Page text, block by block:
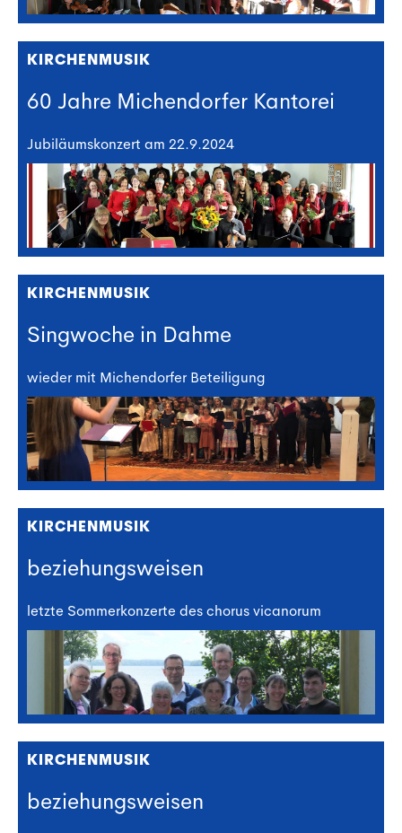
KIRCHENMUSIK
60 Jahre Michendorfer Kantorei
Jubiläumskonzert am 22.9.2024
KIRCHENMUSIK
Singwoche in Dahme
wieder mit Michendorfer Beteiligung
KIRCHENMUSIK
beziehungsweisen
letzte Sommerkonzerte des chorus vicanorum
KIRCHENMUSIK
beziehungsweisen